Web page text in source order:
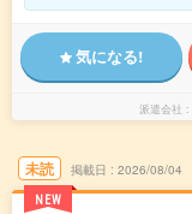
気になる!
派遣会社
未読
NEW
掲載日 2026/08/04